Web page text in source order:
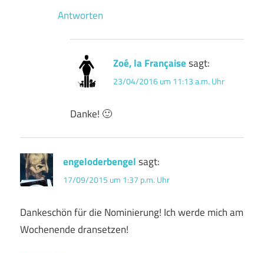
Antworten
Zoé, la Françaisesagt:
23/04/2016 um 11:13 a.m. Uhr
Danke! 🙂
engeloderbengelsagt:
17/09/2015 um 1:37 p.m. Uhr
Dankeschön für die Nominierung! Ich werde mich am
Wochenende dransetzen!